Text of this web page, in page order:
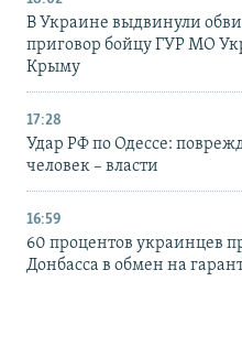
В Украине выдвинули
приговор бойцу ГУР МО
Крыму
17:28
Удар РФ по Одессе:
человек – власти
16:59
60 процентов украинцев
Донбасса в обмен на